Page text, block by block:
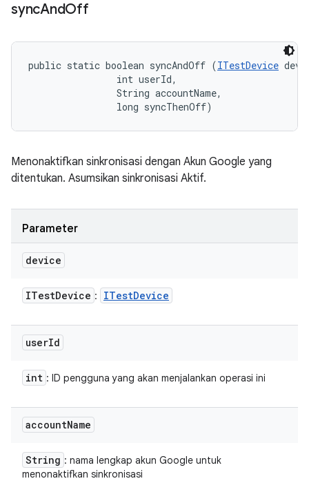
syncAndOff
public static boolean syncAndOff (ITestDevice
                int userId,
                String accountName,
                long syncThenOff)
Menonaktifkan sinkronisasi dengan Akun Google yang
ditentukan. Asumsikan sinkronisasi Aktif.
Parameter
device
ITestDevice : ITestDevice
userId
int : ID pengguna yang akan menjalankan operasi ini
accountName
String : nama lengkap akun Google untuk
menonaktifkan sinkronisasi